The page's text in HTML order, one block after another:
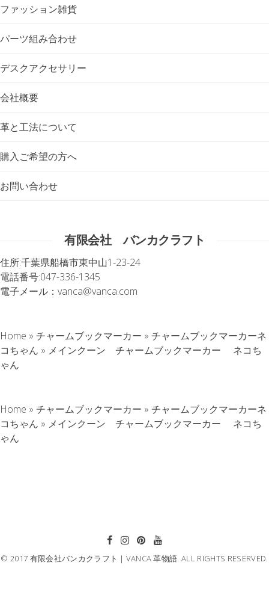
ファッション雑貨
パーツ組み合わせ
デスクアクセサリー
会社概要
革と工法について
購入ご希望の方へ
お問い合わせ
有限会社 バンカクラフト
住所:千葉県船橋市東中山1-23-24
電話番号:047-336-1345
電子メール： vanca@vanca.com
Home » チャームブックマーカー » チャームブックマーカーネ
コちゃん » メインクーン チャームブックマーカー ネコち
ゃん
Home » チャームブックマーカー » チャームブックマーカーネ
コちゃん » メインクーン チャームブックマーカー ネコち
ゃん
© 2017 有限会社バンカクラフト｜VANCA 革物語. ALL RIGHTS RESERVED.